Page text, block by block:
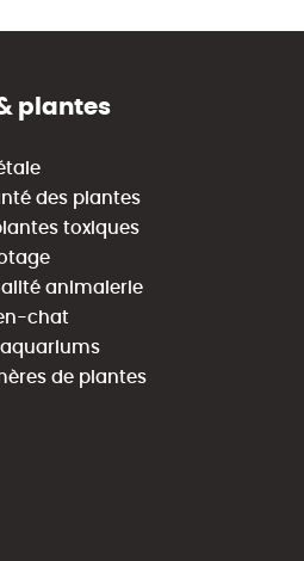
plantes
des plantes
toxiques
animalerie
chat
aquariums
de plantes